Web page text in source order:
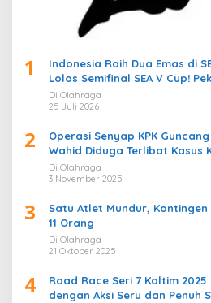
1
Indonesia Raih Dua Emas di
Lolos Semifinal SEA V Cup!
Bergemuruh
Di Olahraga
25 Juli 2026
2
Operasi Senyap KPK
Wahid Diduga Terlibat Kasus
Di Olahraga
3 November 2025
3
Satu Atlet Mundur, Kontingen
11 Orang
Di Olahraga
21 Oktober 2025
4
Road Race Seri 7 Kaltim
dengan Aksi Seru dan Penuh